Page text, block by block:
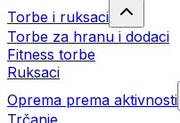
Torbe i ruksaci
Torbe za hranu i dodaci
Fitness torbe
Ruksaci
Oprema prema aktivnosti